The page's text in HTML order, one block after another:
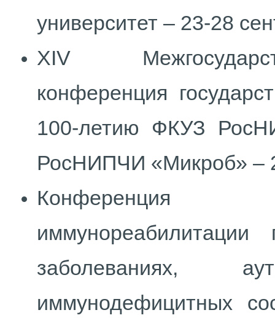
университет – 23-28
XIV
конференция
100-летию ФКУЗ
РосНИПЧИ «Микроб» –
Конференция
иммунореабилитации
заболеваниях,
иммунодефицитных